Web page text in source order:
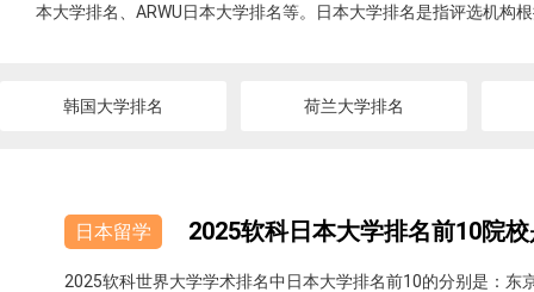
本大学排名、ARWU日本大学排名等。日本大学排名是指评选机构
韩国大学排名 荷兰大学排名
日本留学 2025软科日本大学排名前10院
2025软科世界大学学术排名中日本大学排名前10的分别是：